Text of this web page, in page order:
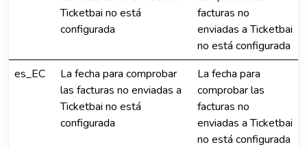
Ticketbai no está
configurada
facturas no
enviadas a Ticketbai
no está configurada
es_EC
La fecha para comprobar
las facturas no enviadas a
Ticketbai no está
configurada
La fecha para
comprobar las
facturas no
enviadas a Ticketbai
no está configurada